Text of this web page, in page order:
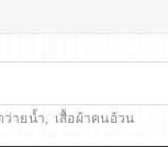
ว่ายน้ำ, เสื้อผ้าคนอ้วน